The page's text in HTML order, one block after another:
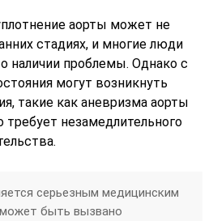
аорты может не
стадиях, и многие люди
наличии проблемы. Однако с
могут возникнуть
такие как аневризма аорты
требует незамедлительного
серьезным медицинским
быть вызвано